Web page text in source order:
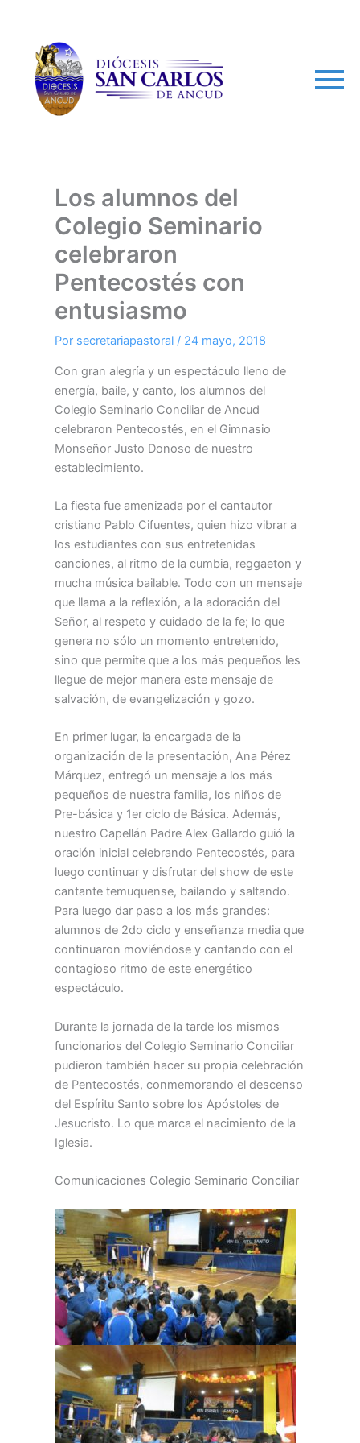
Los alumnos del
Colegio Seminario
celebraron
Pentecostés con
entusiasmo
Por secretariapastoral / 24 mayo, 2018
Con gran alegría y un espectáculo lleno de
energía, baile, y canto, los alumnos del
Colegio Seminario Conciliar de Ancud
celebraron Pentecostés, en el Gimnasio
Monseñor Justo Donoso de nuestro
establecimiento.
La fiesta fue amenizada por el cantautor
cristiano Pablo Cifuentes, quien hizo vibrar a
los estudiantes con sus entretenidas
canciones, al ritmo de la cumbia, reggaeton y
mucha música bailable. Todo con un mensaje
que llama a la reflexión, a la adoración del
Señor, al respeto y cuidado de la fe; lo que
genera no sólo un momento entretenido,
sino que permite que a los más pequeños les
llegue de mejor manera este mensaje de
salvación, de evangelización y gozo.
En primer lugar, la encargada de la
organización de la presentación, Ana Pérez
Márquez, entregó un mensaje a los más
pequeños de nuestra familia, los niños de
Pre-básica y 1er ciclo de Básica. Además,
nuestro Capellán Padre Alex Gallardo guió la
oración inicial celebrando Pentecostés, para
luego continuar y disfrutar del show de este
cantante temuquense, bailando y saltando.
Para luego dar paso a los más grandes:
alumnos de 2do ciclo y enseñanza media que
continuaron moviéndose y cantando con el
contagioso ritmo de este energético
espectáculo.
Durante la jornada de la tarde los mismos
funcionarios del Colegio Seminario Conciliar
pudieron también hacer su propia celebración
de Pentecostés, conmemorando el descenso
del Espíritu Santo sobre los Apóstoles de
Jesucristo. Lo que marca el nacimiento de la
Iglesia.
Comunicaciones Colegio Seminario Conciliar